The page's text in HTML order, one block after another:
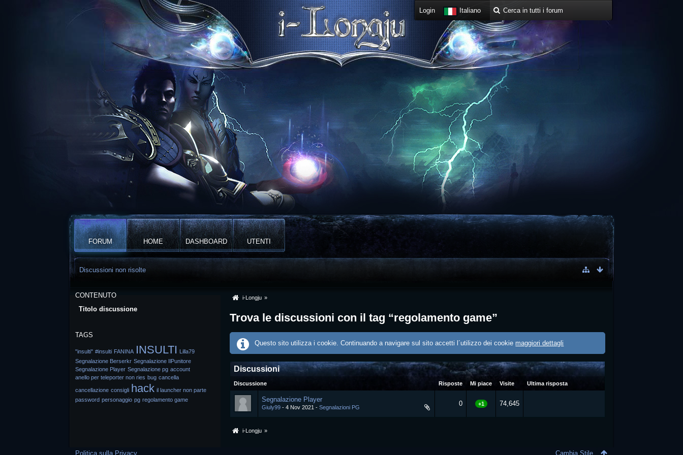
Login Italiano
FORUM HOME DASHBOARD UTENTI
Discussioni non risolte
CONTENUTO
Titolo discussione
TAGS
"insulti" #insulti FANINA INSULTI Lilla79
Segnalazione Berserkr Segnalazione IlPunitore
Segnalazione Player Segnalazione pg account
anello per teleporter non ries bug cancella
cancellazione consigli hack
il launcher non parte
password personaggio pg regolamento game
i-Longju »
Trova le discussioni con il tag “regolamento game”
Questo sito utilizza i cookie. Continuando a navigare sul sito accetti l´utilizzo dei cookie maggiori dettagli
Discussioni
Discussione Risposte Mi piace Visite Ultima risposta
Segnalazione Player
Giuly99 4 Nov 2021 Segnalazioni PG 0 +1 74,645
i-Longju »
Politica sulla Privacy Cambia Stile